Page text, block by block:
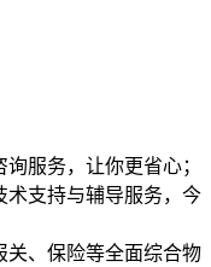
服务，让你更省心；
术支持与辅导服务，今
关、保险等全面综合物